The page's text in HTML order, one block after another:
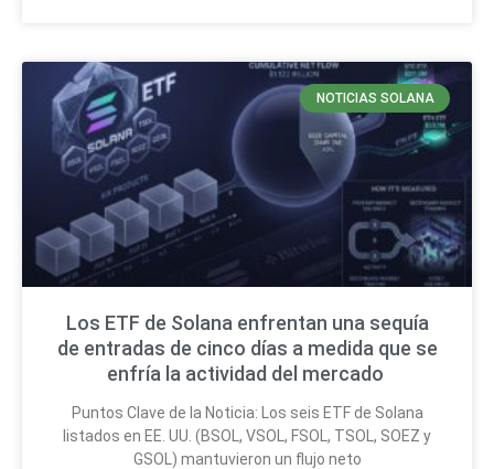
NOTICIAS SOLANA
Los ETF de Solana enfrentan una sequía
de entradas de cinco días a medida que se
enfría la actividad del mercado
Puntos Clave de la Noticia: Los seis ETF de Solana
listados en EE. UU. (BSOL, VSOL, FSOL, TSOL, SOEZ y
GSOL) mantuvieron un flujo neto